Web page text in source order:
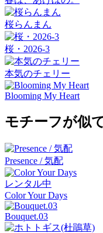
桜らんまん
桜・2026-3
本気のチェリー
Blooming My Heart
モチーフが似
Presence / 気配
レンタル中
Color Your Days
Bouquet.03